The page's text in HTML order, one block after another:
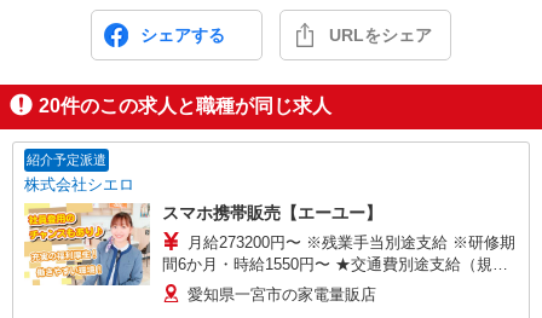
シェアする URLをシェア
20件のこの求人と職種が同じ求人
紹介予定派遣
株式会社シエロ
スマホ携帯販売【エーユー】
月給273200円〜 ※残業手当別途支給 ※研修期
間6か月・時給1550円〜 ★交通費別途支給（規定
あり） ゜+゜・。○。・゜+゜・。○。・゜+゜ 入
社祝い金10万円支給(規定有) お友達を紹介頂くと,
愛知県一宮市の家電量販店